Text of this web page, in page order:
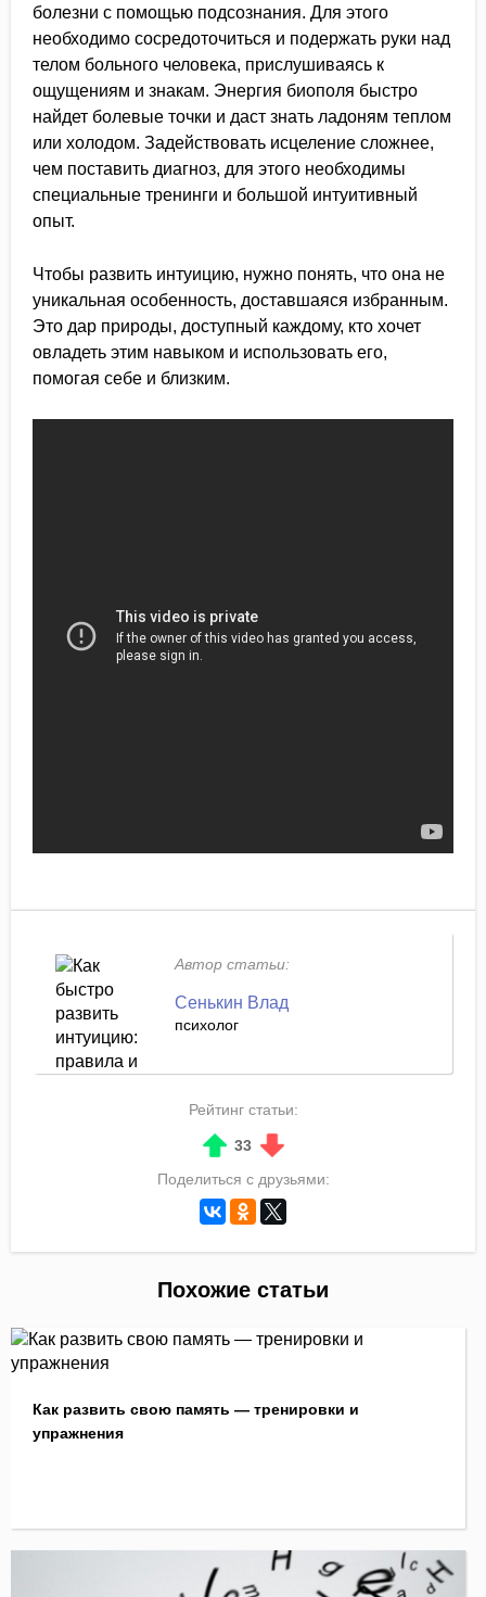
болезни с помощью подсознания. Для этого
необходимо сосредоточиться и подержать руки над
телом больного человека, прислушиваясь к
ощущениям и знакам. Энергия биополя быстро
найдет болевые точки и даст знать ладоням теплом
или холодом. Задействовать исцеление сложнее,
чем поставить диагноз, для этого необходимы
специальные тренинги и большой интуитивный
опыт.
Чтобы развить интуицию, нужно понять, что она не
уникальная особенность, доставшаяся избранным.
Это дар природы, доступный каждому, кто хочет
овладеть этим навыком и использовать его,
помогая себе и близким.
Автор статьи:
Сенькин Влад
психолог
Рейтинг статьи:
33
Поделиться с друзьями:
Похожие статьи
Как развить свою память — тренировки и
упражнения